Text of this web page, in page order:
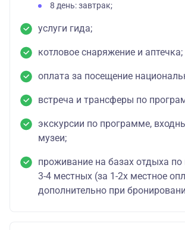
8 день: завтрак;
услуги гида;
котловое снаряжение и аптечка;
оплата за посещение
встреча и трансферы по
экскурсии по программе,
музеи;
проживание на базах отдыха
3-4 местных (за 1-2х местное
дополнительно при